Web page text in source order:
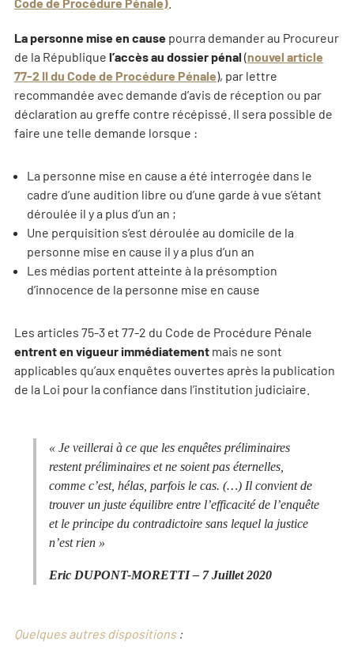
La personne mise en cause pourra demander au Procureur
de la République l’accès au dossier pénal (nouvel article
77-2 II du Code de Procédure Pénale), par lettre
recommandée avec demande d’avis de réception ou par
déclaration au greffe contre récépissé. Il sera possible de
faire une telle demande lorsque :
La personne mise en cause a été interrogée dans le
cadre d’une audition libre ou d’une garde à vue s’étant
déroulée il y a plus d’un an ;
Une perquisition s’est déroulée au domicile de la
personne mise en cause il y a plus d’un an
Les médias portent atteinte à la présomption
d’innocence de la personne mise en cause
Les articles 75-3 et 77-2 du Code de Procédure Pénale
entrent en vigueur immédiatement mais ne sont
applicables qu’aux enquêtes ouvertes après la publication
de la Loi pour la confiance dans l’institution judiciaire.
« Je veillerai à ce que les enquêtes préliminaires
restent préliminaires et ne soient pas éternelles,
comme c’est, hélas, parfois le cas. (…) Il convient de
trouver un juste équilibre entre l’efficacité de l’enquête
et le principe du contradictoire sans lequel la justice
n’est rien»
Eric DUPONT-MORETTI – 7 Juillet 2020
Quelques autres dispositions :